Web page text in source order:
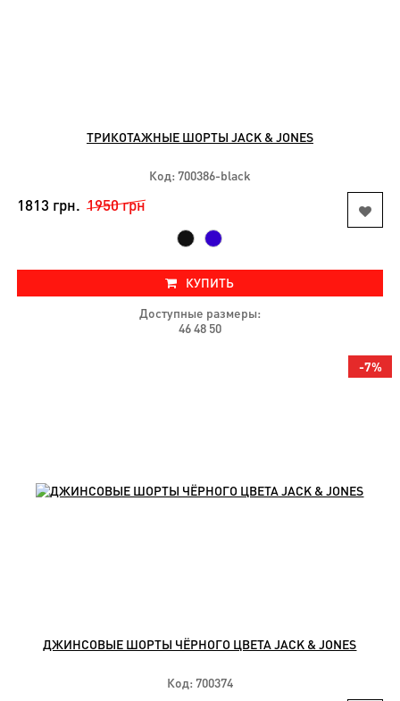
ТРИКОТАЖНЫЕ ШОРТЫ JACK & JONES
Код: 700386-black
1813 грн. 1950 грн
КУПИТЬ
Доступные размеры:
46 48 50
-7%
ДЖИНСОВЫЕ ШОРТЫ ЧЁРНОГО ЦВЕТА JACK & JONES
Код: 700374